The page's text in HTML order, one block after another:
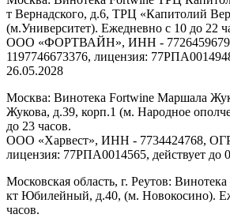
т Вернадского, д.6, ТРЦ «Капитолий
(м.Университет). Ежедневно с 10 до 22
ООО «ФОРТВАЙН», ИНН -
1197746673376, лицензия:
26.05.2028
Москва: Винотека Fortwine Маршала
Жукова, д.39, корп.1 (м. Народное
до 23 часов.
ООО «Харвест», ИНН - 7734424768,
лицензия: 77РПА0014565, действует до
Московская область, г. Реутов: Винотека
кт Юбилейный, д.40, (м. Новокосино).
часов.